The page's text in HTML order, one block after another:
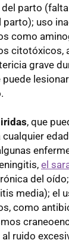
parto
parto); uso
como
citotóxicos,
grave
puede
, que
el
del
media); el
como
ruido